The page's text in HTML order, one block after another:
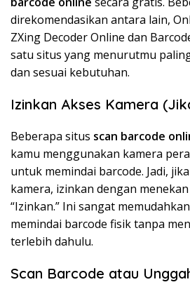
direkomendasikan antara lain,
ZXing Decoder Online dan
satu situs yang menurutmu
dan sesuai kebutuhan.
Izinkan Akses Kamera
Beberapa situs scan barcode
kamu menggunakan kamera
untuk memindai barcode. Jadi,
kamera, izinkan dengan
“Izinkan.” Ini sangat
memindai barcode fisik tanpa
terlebih dahulu.
Scan Barcode atau